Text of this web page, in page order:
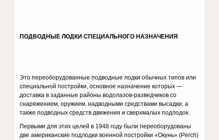
ПОДВОДНЫЕ ЛОДКИ СПЕЦИАЛЬНОГО НАЗНАЧЕНИЯ
Это переоборудованные подводные лодки обычных типов или
специальной постройки, основное назначение которых —
доставка в заданные районы водолазов-разведчиков со
снаряжением, оружием, надводными средствами высадки, а
также подводных средств движе­ния и сверхмалых подлодок.
Первыми для этих целей в 1948 году были переоборудованы
две американские подлодки военной постройки «Окунь» (Рerch)